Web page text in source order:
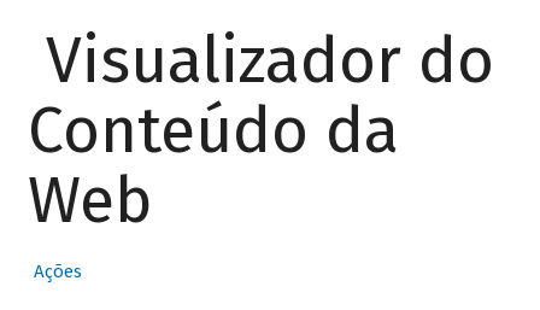
Visualizador do
Conteúdo da
Web
Ações